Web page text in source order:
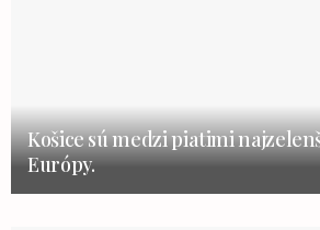
Košice sú medzi piatimi
Európy.